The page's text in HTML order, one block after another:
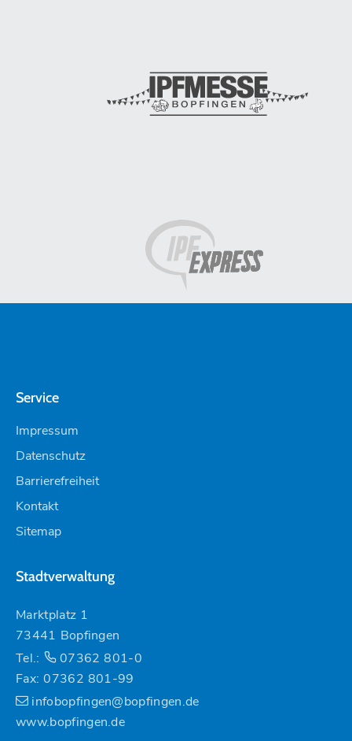
Service
Impressum
Datenschutz
Barrierefreiheit
Kontakt
Sitemap
Stadtverwaltung
Marktplatz 1
73441 Bopfingen
Tel.:
07362 801-0
Fax: 07362 801-99
infobopfingen@bopfingen.de
www.bopfingen.de